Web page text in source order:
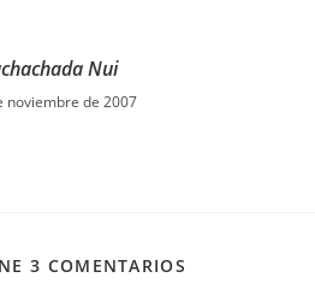
Nui
noviembre de 2007
3 COMENTARIOS